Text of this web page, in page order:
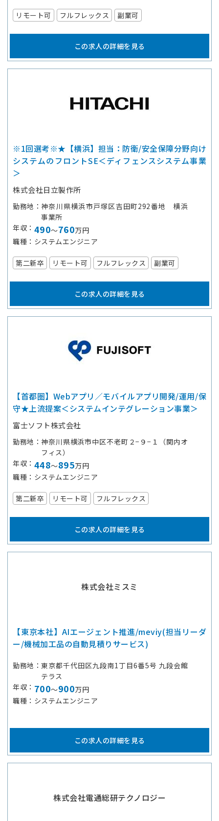
リモート可 フルフレックス 副業可
この求人の詳細を見る
※1回選考※★【横浜】担当：防衛/安全保障分野向け
システムのフロントSE＜ディフェンスシステム事業
＞
株式会社日立製作所
勤務地
神奈川県横浜市戸塚区吉田町292番地 横浜
事業所
年収
490～760万円
職種
システムエンジニア
第二新卒 リモート可 フルフレックス 副業可
この求人の詳細を見る
【首都圏】Webアプリ／モバイルアプリ開発/運用/保
守★上流提案＜システムインテグレーション事業＞
富士ソフト株式会社
勤務地
神奈川県横浜市中区不老町２−９−１（関内オ
フィス）
年収
448～895万円
職種
システムエンジニア
第二新卒 リモート可 フルフレックス
この求人の詳細を見る
株式会社ミスミ
【東京本社】AIエージェント推進/meviy(担当リーダ
ー/機械加工品の自動見積りサービス)
勤務地
東京都千代田区九段南1丁目6番5号 九段会館
テラス
年収
700～900万円
職種
システムエンジニア
この求人の詳細を見る
株式会社電通総研テクノロジー